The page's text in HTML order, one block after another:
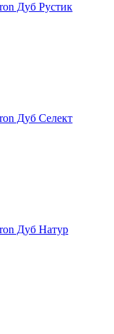
Дуб Рустик
Дуб Селект
Дуб Натур